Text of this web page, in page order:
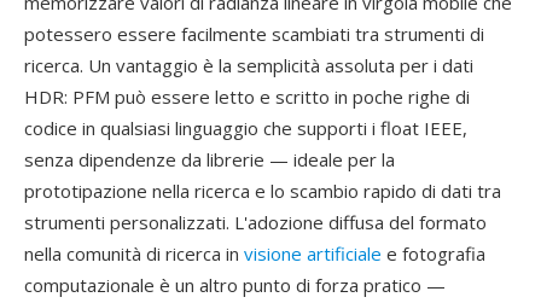
potessero essere facilmente scambiati tra strumenti di
ricerca. Un vantaggio è la semplicità assoluta per i dati
HDR: PFM può essere letto e scritto in poche righe di
codice in qualsiasi linguaggio che supporti i float IEEE,
senza dipendenze da librerie — ideale per la
prototipazione nella ricerca e lo scambio rapido di dati tra
strumenti personalizzati. L'adozione diffusa del formato
nella comunità di ricerca in visione artificiale e fotografia
computazionale è un altro punto di forza pratico —